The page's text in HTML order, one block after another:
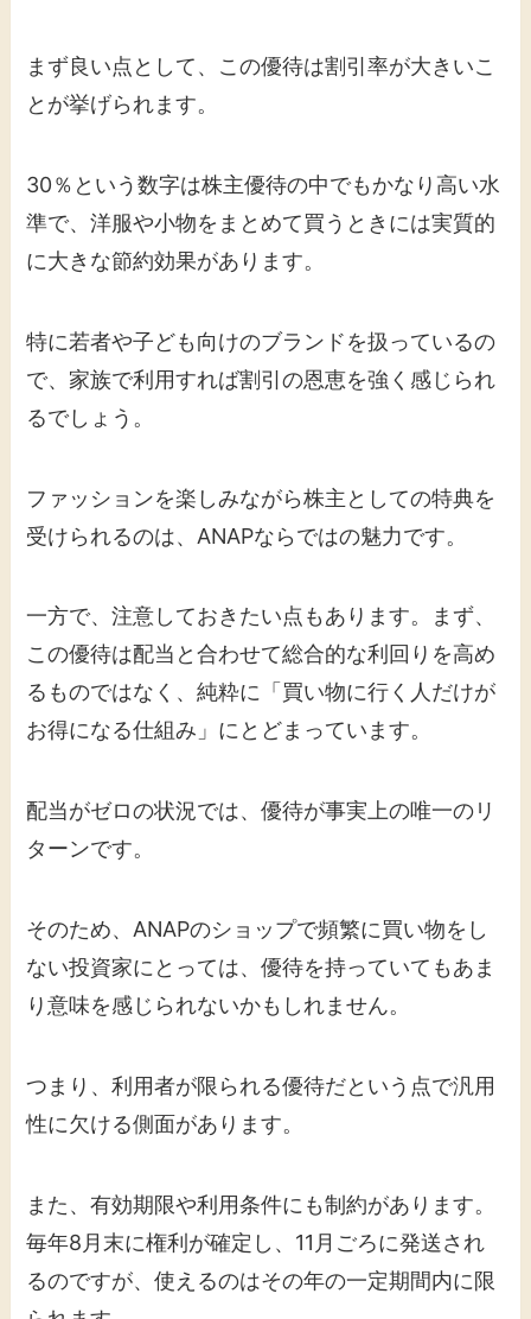
まず良い点として、この優待は割引率が大きいこ
とが挙げられます。
30％という数字は株主優待の中でもかなり高い水
準で、洋服や小物をまとめて買うときには実質的
に大きな節約効果があります。
特に若者や子ども向けのブランドを扱っているの
で、家族で利用すれば割引の恩恵を強く感じられ
るでしょう。
ファッションを楽しみながら株主としての特典を
受けられるのは、ANAPならではの魅力です。
一方で、注意しておきたい点もあります。まず、
この優待は配当と合わせて総合的な利回りを高め
るものではなく、純粋に「買い物に行く人だけが
お得になる仕組み」にとどまっています。
配当がゼロの状況では、優待が事実上の唯一のリ
ターンです。
そのため、ANAPのショップで頻繁に買い物をし
ない投資家にとっては、優待を持っていてもあま
り意味を感じられないかもしれません。
つまり、利用者が限られる優待だという点で汎用
性に欠ける側面があります。
また、有効期限や利用条件にも制約があります。
毎年8月末に権利が確定し、11月ごろに発送され
るのですが、使えるのはその年の一定期間内に限